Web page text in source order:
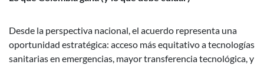
Desde la perspectiva nacional, el acuerdo representa una
oportunidad estratégica: acceso más equitativo a tecnologías
sanitarias en emergencias, mayor transferencia tecnológica, y